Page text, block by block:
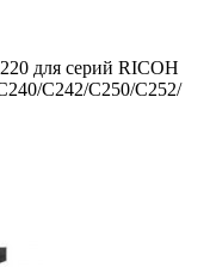
для серий RICOH
C242/C250/C252/